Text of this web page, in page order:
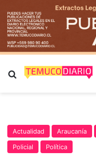
Buscar por
Actualidad Araucanía
Policial
Política